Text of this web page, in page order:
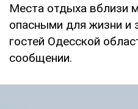
Места отдыха вблизи
опасными для жизни и
гостей Одесской
сообщении.